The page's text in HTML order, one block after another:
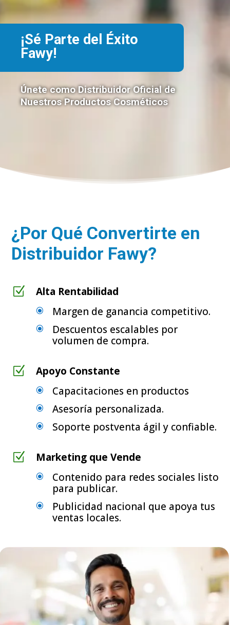
¡Sé Parte del Éxito
Fawy!
Únete como Distribuidor Oficial de
Nuestros Productos Cosméticos
¿Por Qué Convertirte en
Distribuidor Fawy?
Z Alta Rentabilidad
\ Margen de ganancia competitivo.
\
Descuentos escalables por
volumen de compra.
Z Apoyo Constante
\ Capacitaciones en productos
\ Asesoría personalizada.
\ Soporte postventa ágil y confiable.
Z Marketing que Vende
\
Contenido para redes sociales listo
para publicar.
\
Publicidad nacional que apoya tus
ventas locales.